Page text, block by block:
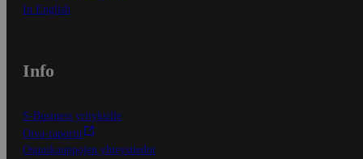
In English
Info
S-Business yrityksille
Oiva-raportit
Osuuskauppojen yhteystiedot